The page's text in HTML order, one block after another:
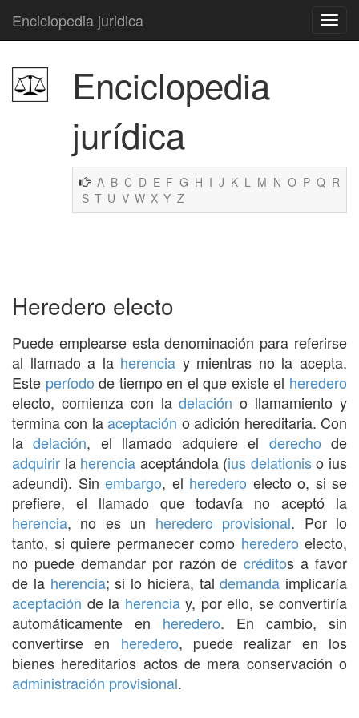
Enciclopedia juridica
Enciclopedia
jurídica
A B C D E F G H I J K L M N O P Q R
S T U V W X Y Z
Heredero electo
Puede emplearse esta denominación para referirse
al llamado a la herencia y mientras no la acepta.
Este período de tiempo en el que existe el heredero
electo, comienza con ladelación o llamamiento y
termina con laaceptación o adición hereditaria. Con
ladelación, el llamado adquiere el derecho de
adquirir la herencia aceptándola (ius delationiso ius
adeundi). Sin embargo, el heredero electo o, si se
prefiere, el llamado que todavía no aceptó la
herencia, no es un heredero provisional. Por lo
tanto, si quiere permanecer como heredero electo,
no puede demandar por razón decréditos a favor
de la herencia; si lo hiciera, taldemanda implicaría
aceptación de la herenciay, por ello, se convertiría
automáticamente en heredero. En cambio, sin
convertirse en heredero, puede realizar en los
bienes hereditarios actos de mera conservación o
administración provisional.